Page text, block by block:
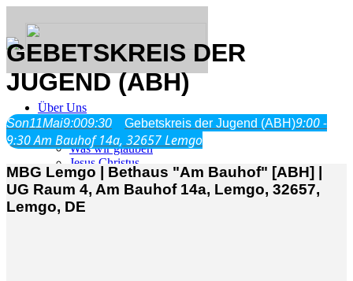
Über Uns
Was wir glauben
Jesus Christus
Geschichte
Neu hier
GEBETSKREIS DER
JUGEND (ABH)
Son11Mai9:009:30 Gebetskreis der Jugend (ABH)9:00 -
9:30Am Bauhof 14a, 32657 Lemgo
MBG Lemgo | Bethaus "Am Bauhof" [ABH] |
UG Raum 4, Am Bauhof 14a, Lemgo, 32657,
Lemgo, DE